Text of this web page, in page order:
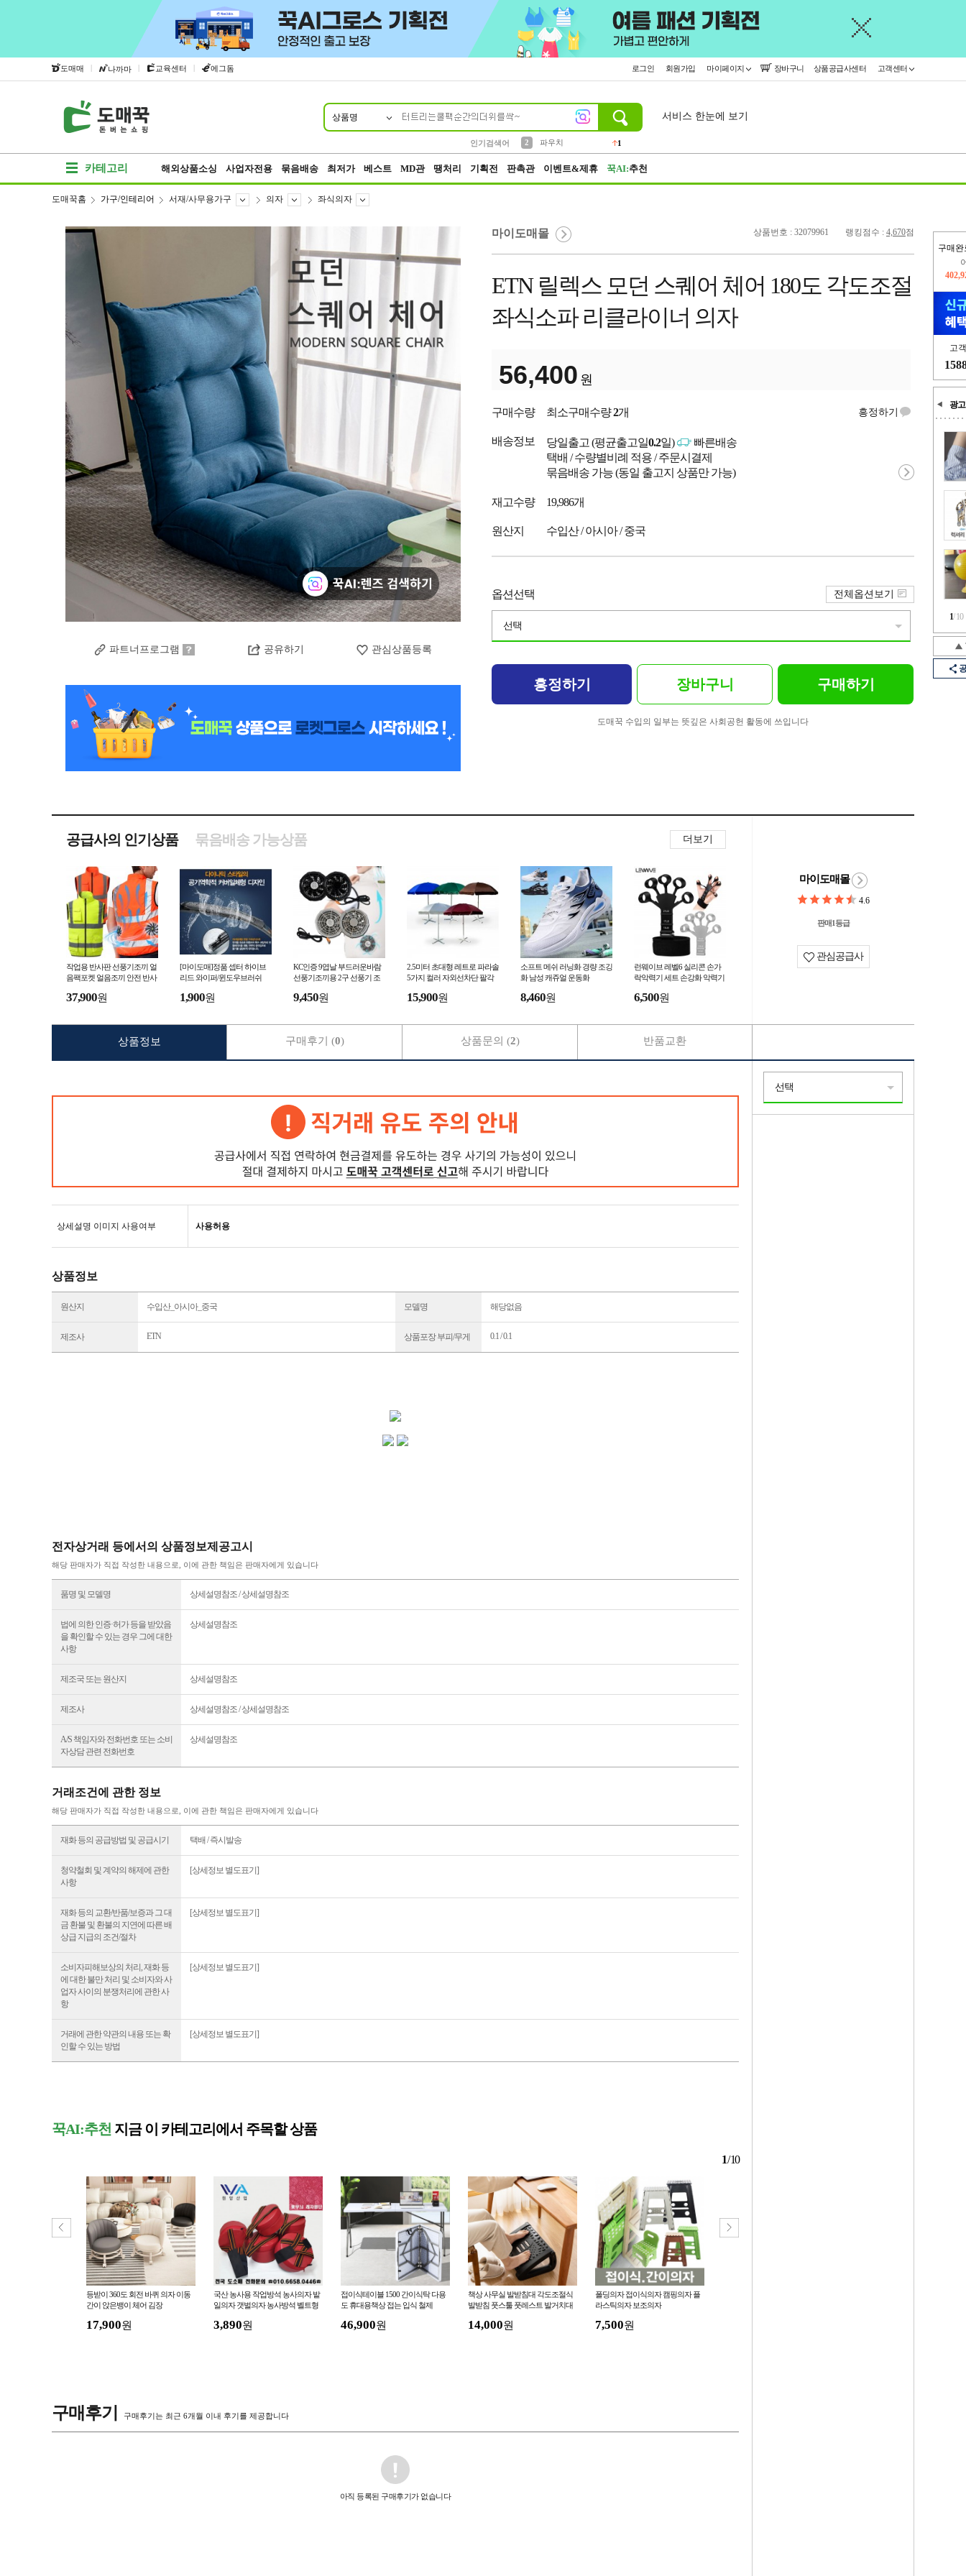
도매매 | 나까마 | 교육센터 | 에그돔 로그인 회원가입 마이페이지 장바구니 상품공급사센터 고객센터
상품명
인기검색어
2
파우치
1
서비스 한눈에 보기
카테고리 해외상품소싱 사업자전용 묶음배송 최저가 베스트 MD관 땡처리 기획전 판촉관 이벤트&제휴 꾹AI:추천
구매완
오
고
광고
1/10
도매꾹홈 가구/인테리어 서재/사무용가구 의자 좌식의자
파트너프로그램 공유하기 관심상품등록
상품번호 : 32079961 랭킹점수 : 4,670점
마이도매몰
ETN 릴렉스 모던 스퀘어 체어 180도 각도조절
좌식소파 리클라이너 의자
56,400 원
구매수량 최소구매수량2개 흥정하기
배송정보 당일출고 (평균출고일0.2일)
빠른배송
택배 / 수량별비례 적용 / 주문시결제
묶음배송 가능 (동일 출고지 상품만 가능)
재고수량 19,986개
원산지 수입산 / 아시아 / 중국
옵션선택
선택
전체옵션보기
흥정하기 장바구니 구매하기
도매꾹 수입의 일부는 뜻깊은 사회공헌 활동에 쓰입니다
공급사의 인기상품 더보기
묶음배송 가능상품
작업용 반사판 선풍기조끼 얼
음팩포켓 얼음조끼 안전 반사
야외작업 현장 작업
37,900원
[마이도매]정품 셉터 하이브
리드 와이퍼/윈도우브러쉬
1,900원
KC인증 9엽날 부드러운바람
선풍기조끼용 2구 선풍기 조
9,450원
2.5미터 초대형 레트로 파라솔
5가지 컬러 자외선차단 팔각
커피숍 카페 파
15,900원
소프트 메쉬 러닝화 경량 조깅
화 남성 캐쥬얼 운동화
8,460원
런웨이브 레벨6 실리콘 손가
락악력기 세트 손강화 악력기
동
6,500원
마이도매몰
4.6
판매1등급
관심공급사
상세설명 이미지 사용여부 사용허용
상품정보
원산지 수입산_아시아_중국 모델명 해당없음
제조사 ETN 상품포장 부피/무게 0.1 / 0.1
전자상거래 등에서의 상품정보제공고시
해당 판매자가 직접 작성한 내용으로, 이에 관한 책임은 판매자에게 있습니다
품명 및 모델명 상세설명참조 / 상세설명참조
법에 의한 인증·허가 등을 받았음
을 확인할 수 있는 경우 그에 대한
사항
상세설명참조
제조국 또는 원산지 상세설명참조
제조사 상세설명참조 / 상세설명참조
A/S 책임자와 전화번호 또는 소비
자상담 관련 전화번호
상세설명참조
거래조건에 관한 정보
해당 판매자가 직접 작성한 내용으로, 이에 관한 책임은 판매자에게 있습니다
재화 등의 공급방법 및 공급시기 택배 / 즉시발송
청약철회 및 계약의 해제에 관한
사항
[상세정보 별도표기]
재화 등의 교환/반품/보증과 그 대
금 환불 및 환불의 지연에 따른 배
상급 지급의 조건/절차
[상세정보 별도표기]
소비자피해보상의 처리, 재화 등
에 대한 불만 처리 및 소비자와 사
업자 사이의 분쟁처리에 관한 사
항
[상세정보 별도표기]
거래에 관한 약관의 내용 또는 확
인할 수 있는 방법
[상세정보 별도표기]
꾹AI:추천 지금 이 카테고리에서 주목할 상품
1/10
등받이 360도 회전 바퀴 의자 이동
간이 앉은뱅이 체어 김장
17,900원
국산 농사용 작업방석 농사의자 밭
일의자 갯벌의자 농사방석 벨트형
3,890원
접이식테이블 1500 간이식탁 다용
도 휴대용책상 접는 입식 철제
46,900원
책상 사무실 발받침대 각도조절식
발받침 풋스툴 풋레스트 발거치대
14,000원
폴딩의자 접이식의자 캠핑의자 플
라스틱의자 보조의자
7,500원
구매후기 구매후기는 최근 6개월 이내 후기를 제공합니다
아직 등록된 구매후기가 없습니다
상품정보 구매후기 (0) 상품문의 (2) 반품교환
선택